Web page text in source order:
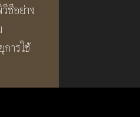
อย่าง
ารใช้